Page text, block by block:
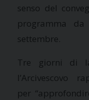
senso del
programma
settembre.
Tre giorni di
l’Arcivescovo
per